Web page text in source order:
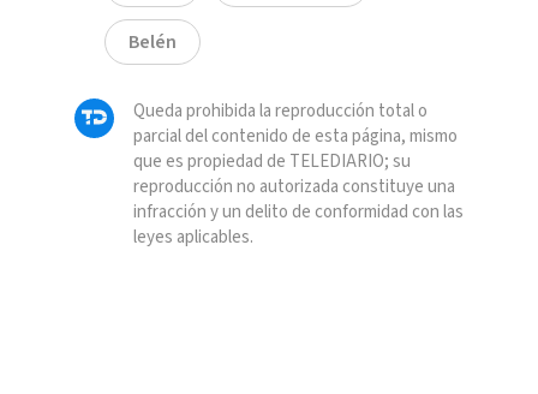
Belén
Queda prohibida la reproducción total o
parcial del contenido de esta página, mismo
que es propiedad de TELEDIARIO; su
reproducción no autorizada constituye una
infracción y un delito de conformidad con las
leyes aplicables.